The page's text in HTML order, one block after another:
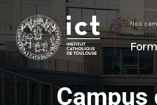
Nos
Campus